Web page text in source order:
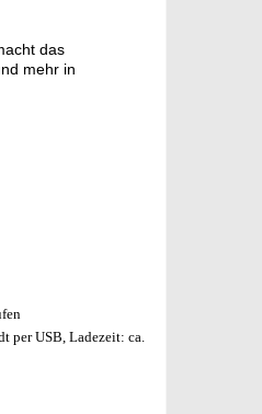
das
mehr in
per USB, Ladezeit: ca.